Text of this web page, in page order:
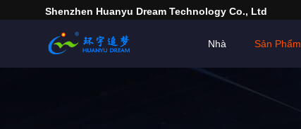
Shenzhen Huanyu Dream Technology Co., Ltd
Nhà Sản Phẩm